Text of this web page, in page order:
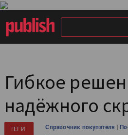
Гибкое
надёжного
ТЕГИ Справочник покупателя |